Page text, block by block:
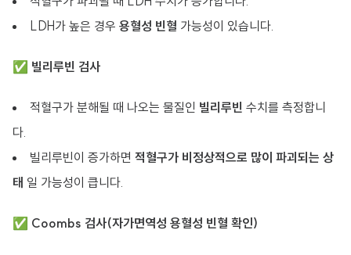
LDH가 높은 경우 용혈성 빈혈 가능성이 있습니다.
✅ 빌리루빈 검사
적혈구가 분해될 때 나오는 물질인 빌리루빈 수치를 측정합니
다.
빌리루빈이 증가하면 적혈구가 비정상적으로 많이 파괴되는 상
태 일 가능성이 큽니다.
✅ Coombs 검사(자가면역성 용혈성 빈혈 확인)